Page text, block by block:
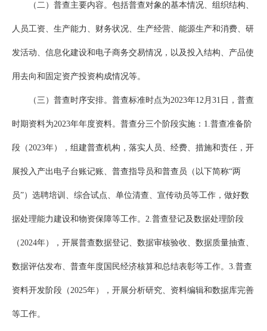
（二）普查主要内容。包括普查对象的基本情况、组织结构、
人员工资、生产能力、财务状况、生产经营、能源生产和消费、研
发活动、信息化建设和电子商务交易情况，以及投入结构、产品使
用去向和固定资产投资构成情况等。
（三）普查时序安排。普查标准时点为2023年12月31日，普查
时期资料为2023年年度资料。普查分三个阶段实施：1.普查准备阶
段（2023年），组建普查机构，落实人员、经费、措施和责任，开
展投入产出电子台账记账、普查指导员和普查员（以下简称“两
员”）选聘培训、综合试点、单位清查、宣传动员等工作，做好数
据处理能力建设和物资保障等工作。2.普查登记及数据处理阶段
（2024年），开展普查数据登记、数据审核验收、数据质量抽查、
数据评估发布、普查年度国民经济核算和总结表彰等工作。3.普查
资料开发阶段（2025年），开展分析研究、资料编辑和数据库完善
等工作。